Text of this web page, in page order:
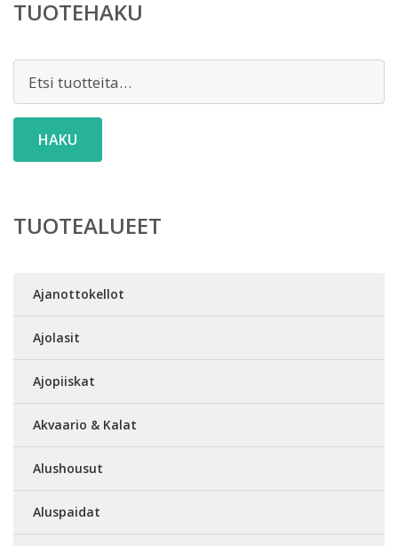
TUOTEHAKU
HAKU
TUOTEALUEET
Ajanottokellot
Ajolasit
Ajopiiskat
Akvaario & Kalat
Alushousut
Aluspaidat